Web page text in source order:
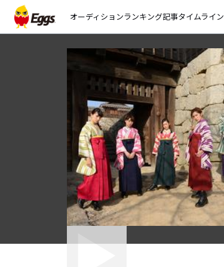
オーディションランキング記事タイムライン